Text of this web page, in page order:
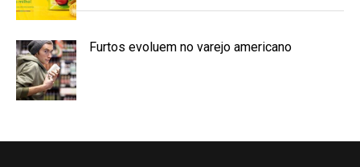
Furtos evoluem no varejo americano